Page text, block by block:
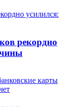
рекордно